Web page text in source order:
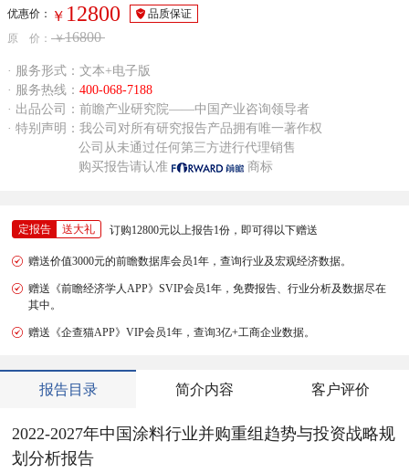
优惠价： ￥ 12800
品质保证
原 价： ￥16800
· 服务形式：文本+电子版
· 服务热线： 400-068-7188
· 出品公司：前瞻产业研究院——中国产业咨询领导者
· 特别声明：我公司对所有研究报告产品拥有唯一著作权
公司从未通过任何第三方进行代理销售
购买报告请认准
商标
定报告 送大礼 订购12800元以上报告1份，即可得以下赠送
赠送价值3000元的前瞻数据库会员1年，查询行业及宏观经济数据。
赠送《前瞻经济学人APP》SVIP会员1年，免费报告、行业分析及数据尽在
其中。
赠送《企查猫APP》VIP会员1年，查询3亿+工商企业数据。
报告目录 简介内容 客户评价
2022-2027年中国涂料行业并购重组趋势与投资战略规
划分析报告